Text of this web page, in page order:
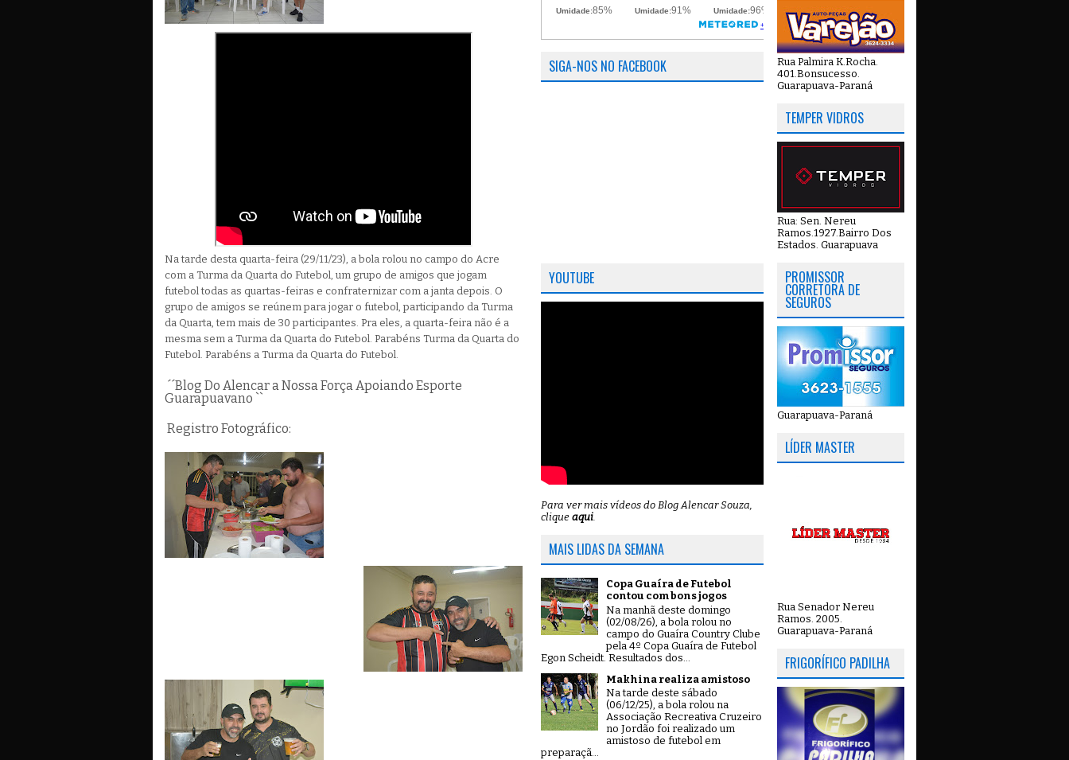
Na tarde desta quarta-feira (29/11/23), a bola rolou no campo do Acre
com a Turma da Quarta do Futebol, um grupo de amigos que jogam
futebol todas as quartas-feiras e confraternizar com a janta depois. O
grupo de amigos se reúnem para jogar o futebol, participando da Turma
da Quarta, tem mais de 30 participantes. Pra eles, a quarta-feira não é a
mesma sem a Turma da Quarta do Futebol. Parabéns Turma da Quarta do
Futebol. Parabéns a Turma da Quarta do Futebol.
´´Blog Do Alencar a Nossa Força Apoiando Esporte
Guarapuavano ``
Registro Fotográfico:
SIGA-NOS NO FACEBOOK
YOUTUBE
Para ver mais vídeos do Blog Alencar Souza,
clique aqui.
MAIS LIDAS DA SEMANA
Copa Guaíra de Futebol
contou com bons jogos
Na manhã deste domingo
(02/08/26), a bola rolou no
campo do Guaíra Country Clube
pela 4º Copa Guaíra de Futebol
Egon Scheidt. Resultados dos...
Makhina realiza amistoso
Na tarde deste sábado
(06/12/25), a bola rolou na
Associação Recreativa Cruzeiro
no Jordão foi realizado um
amistoso de futebol em
preparaçã...
Rua Palmira K.Rocha.
401.Bonsucesso.
Guarapuava-Paraná
TEMPER VIDROS
Rua: Sen. Nereu
Ramos.1927.Bairro Dos
Estados. Guarapuava
PROMISSOR
CORRETORA DE
SEGUROS
Guarapuava-Paraná
LÍDER MASTER
Rua Senador Nereu
Ramos. 2005.
Guarapuava-Paraná
FRIGORÍFICO PADILHA